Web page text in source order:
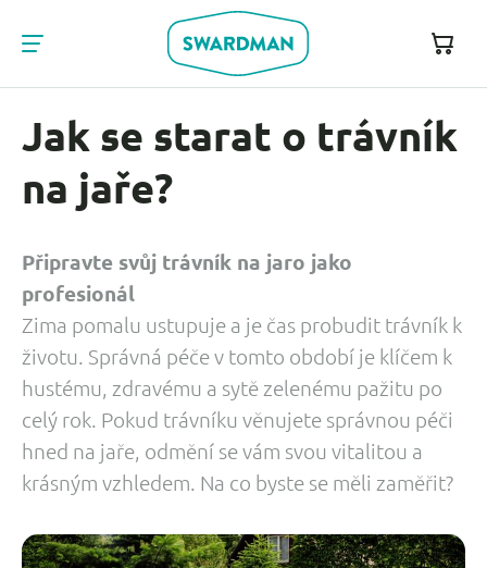
Jak se starat o trávník
na jaře?
Připravte svůj trávník na jaro jako
profesionál
Zima pomalu ustupuje a je čas probudit trávník k
životu. Správná péče v tomto období je klíčem k
hustému, zdravému a sytě zelenému pažitu po
celý rok. Pokud trávníku věnujete správnou péči
hned na jaře, odmění se vám svou vitalitou a
krásným vzhledem. Na co byste se měli zaměřit?